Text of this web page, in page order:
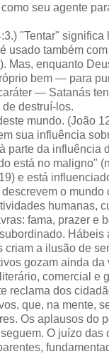
seu agente
"Tentar"
usado também
Mas, enquanto
bem — para
— Satanás
destruí-los.
mundo. (João
sua influência
parte da influência
está no maligno"
e está
o mundo
humanas,
fama, prazer e
Hábeis
criam a ilusão de
gozam ainda da
comercial e
reclama dos
que, na mente,
Os aplausos do
O juízo das